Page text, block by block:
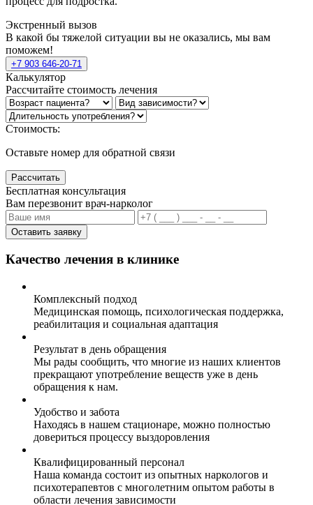
Экстренный вызов
В какой бы тяжелой ситуации вы не оказались, мы вам
поможем!
+7 903 646-20-71
Калькулятор
Рассчитайте стоимость лечения
Стоимость:
Оставьте номер для обратной связи
Рассчитать
Бесплатная консультация
Вам перезвонит врач-нарколог
Оставить заявку
Качество лечения в клинике
Комплексный подход
Медицинская помощь, психологическая поддержка,
реабилитация и социальная адаптация
Результат в день обращения
Мы рады сообщить, что многие из наших клиентов
прекращают употребление веществ уже в день
обращения к нам.
Удобство и забота
Находясь в нашем стационаре, можно полностью
довериться процессу выздоровления
Квалифицированный персонал
Наша команда состоит из опытных наркологов и
психотерапевтов с многолетним опытом работы в
области лечения зависимости